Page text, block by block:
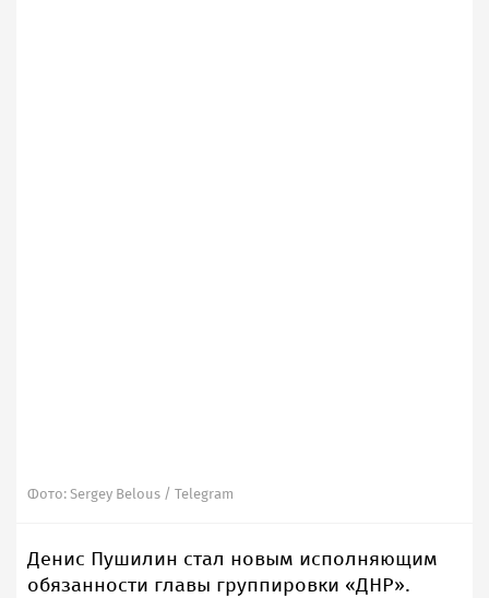
Фото: Sergey Belous / Telegram
Денис Пушилин стал новым исполняющим
обязанности главы группировки «ДНР».